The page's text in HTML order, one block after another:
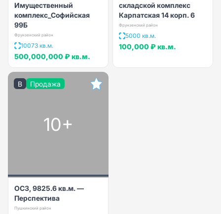
Имущественный
комплекс_Софийская
99Б
Фрунзенский район
10073 кв.м.
500,000,000 ₽ кв.м.
складской комплекс
Карпатская 14 корп. 6
Фрунзенский район
5000 кв.м.
100,000 ₽ кв.м.
B Продажа
10+
ОСЗ, 9825.6 кв.м. —
Перспектива
Пушкинский район